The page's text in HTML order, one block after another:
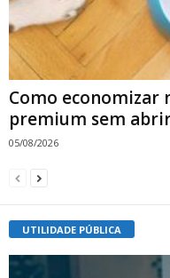
Como economizar
premium sem
05/08/2026
UTILIDADE PÚBLICA